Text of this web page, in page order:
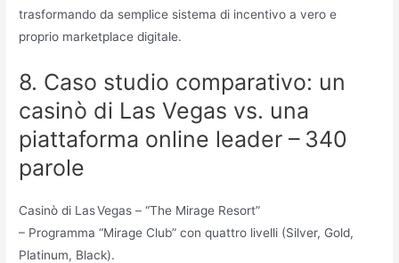
trasformando da semplice sistema di incentivo a vero e
proprio marketplace digitale.
8. Caso studio comparativo: un
casinò di Las Vegas vs. una
piattaforma online leader – 340
parole
Casinò di Las Vegas – “The Mirage Resort”
– Programma “Mirage Club” con quattro livelli (Silver, Gold,
Platinum, Black).